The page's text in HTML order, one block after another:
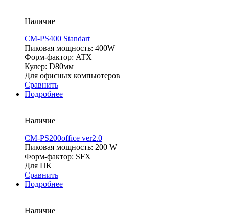
Наличие
CM-PS400 Standart
Пиковая мощность: 400W
Форм-фактор: ATX
Кулер: D80мм
Для офисных компьютеров
Сравнить
Подробнее
Наличие
CM-PS200office ver2.0
Пиковая мощность: 200 W
Форм-фактор: SFX
Для ПК
Сравнить
Подробнее
Наличие